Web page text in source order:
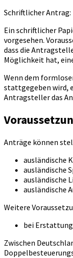
Schriftlicher Antrag:
Ein schriftlicher
vorgesehen.
dass die
Möglichkeit hat,
Wenn dem
stattgegeben wird,
Antragsteller das
Anträge können
ausländische
ausländische
ausländische
ausländische
Weitere
bei
Zwischen